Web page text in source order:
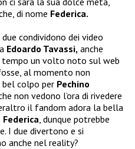
di nome Federica.
condividono dei video
Edoardo Tavassi, anche
tempo un volto noto sul web
al momento non
bel colpo per Pechino
non vedono l’ora di rivedere
il fandom adora la bella
Federica , dunque potrebbe
I due divertono e si
anche nel reality?